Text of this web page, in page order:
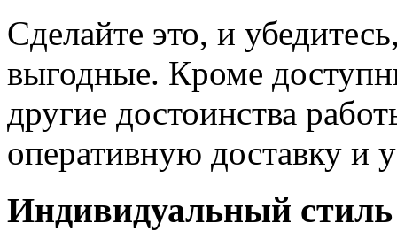
Сделайте это, и
выгодные. Кроме
другие достоинства
оперативную доставку и
Индивидуальный стиль